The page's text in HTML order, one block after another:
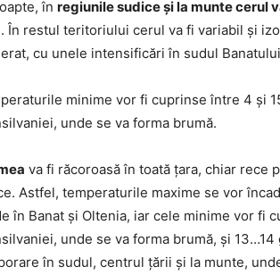
în regiunile sudice şi la munte cerul
. În restul teritoriului cerul va fi variabil şi
cu unele intensificări în sudul
minime vor fi cuprinse între 4 şi
unde se va forma brumă.
va fi răcoroasă în toată ţara, chiar rece
Astfel, temperaturile maxime se vor
în Banat şi Oltenia, iar cele minime vor fi
unde se va forma brumă, şi 13…14
în sudul, centrul ţării şi la munte,